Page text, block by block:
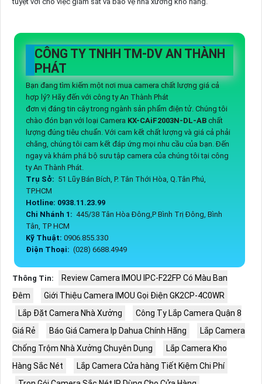
CÔNG TY TNHH TM-DV AN THÀNH
PHÁT
Bạn đang tìm kiếm một nơi mua camera chất lượng giá cả
hợp lý? Hãy đến với công ty An Thành Phát
đơn vị đáng tin cậy trong ngành sản phẩm điện tử. Chúng tôi
chào đón bạn với loại Camera KX-CAiF2003N-DL-AB chất
lượng đúng tiêu chuẩn. Với cam kết chất lượng và giá cả phải
chăng, chúng tôi cam kết đáp ứng mọi nhu cầu của bạn. Đến
ngay và khám phá bộ sưu tập camera của chúng tôi tại công
ty An Thành Phát.
Trụ Sở: 51 Lũy Bán Bích, P. Tân Thới Hòa, Q.Tân Phú,
TP.HCM
Hotline: 0938.11.23.99
Chi Nhánh 1: 445/38 Tân Hòa Đông,P Bình Trị Đông, Bình
Tân, TP HCM
Kỹ Thuật: 0906.855.330
Điện Thoại: (028) 6688.4949
Thông Tin:
Review Camera IMOU IPC-F22FP Có Màu Ban
Đêm
Giới Thiệu Camera IMOU Gọi Điện GK2CP-4C0WR
Lắp Đặt Camera Nhà Xưởng
Công Ty Lắp Camera Quận 8
Giá Rẻ
Báo Giá Camera Ip Dahua Chính Hãng
Lắp Camera
Chống Trộm Nhà Xưởng Chuyên Dụng
Lắp Camera Kho
Hàng Sắc Nét
Lắp Camera Cửa hàng Tiết Kiệm Chi Phí